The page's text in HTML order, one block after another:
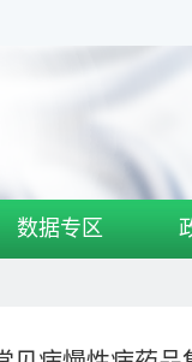
数据专区